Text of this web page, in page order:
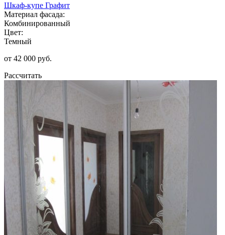
Шкаф-купе Графит
Материал фасада:
Комбинированный
Цвет:
Темный
от 42 000 руб.
Рассчитать